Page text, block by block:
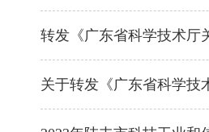
转发《广东省科学技术厅
关于转发《广东省科学技